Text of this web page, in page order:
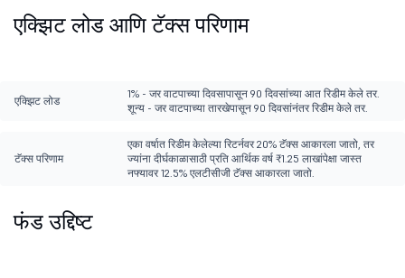
एक्झिट लोड आणि टॅक्स परिणाम
एक्झिट लोड
1% - जर वाटपाच्या दिवसापासून 90 दिवसांच्या आत रिडीम केले तर.
शून्य - जर वाटपाच्या तारखेपासून 90 दिवसांनंतर रिडीम केले तर.
टॅक्स परिणाम
एका वर्षात रिडीम केलेल्या रिटर्नवर 20% टॅक्स आकारला जातो, तर
ज्यांना दीर्घकाळासाठी प्रति आर्थिक वर्ष ₹1.25 लाखांपेक्षा जास्त
नफ्यावर 12.5% एलटीसीजी टॅक्स आकारला जातो.
फंड उद्दिष्ट